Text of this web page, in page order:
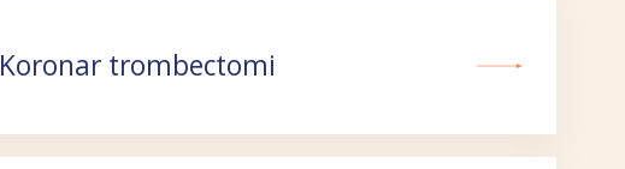
Koronar trombectomi